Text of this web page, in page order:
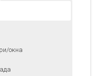
окна